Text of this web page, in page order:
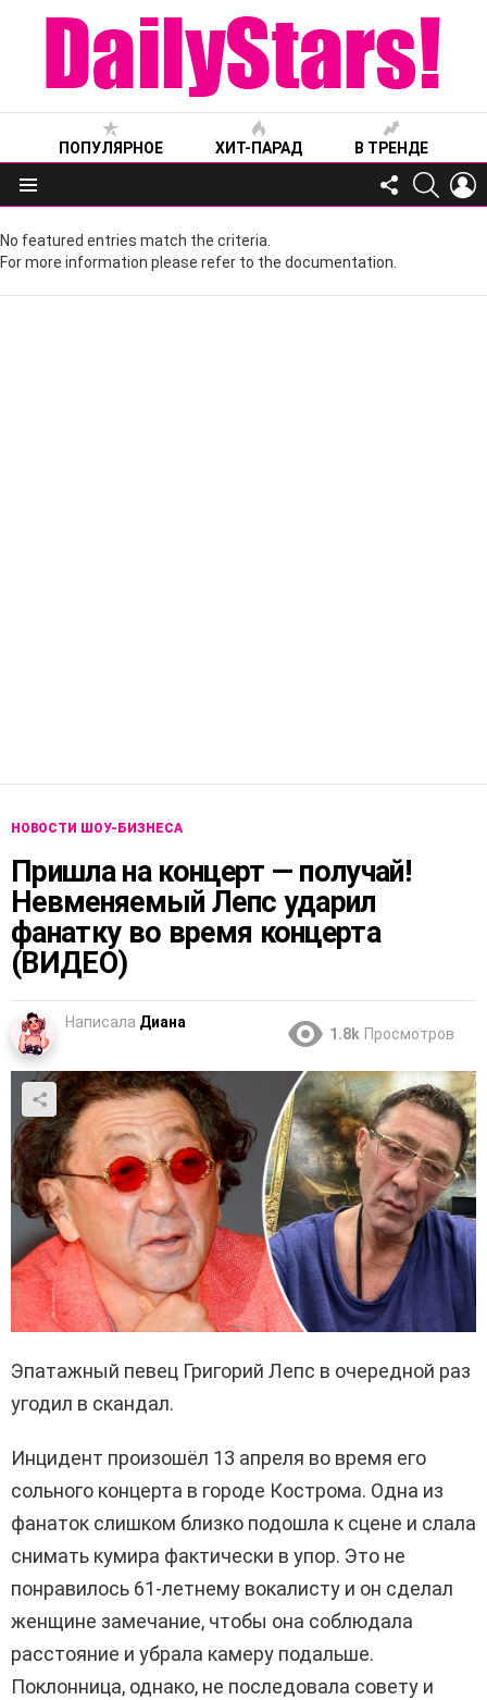
ПОПУЛЯРНОЕ ХИТ-ПАРАД В ТРЕНДЕ
Меню
FOLLOW
US
No featured entries match the criteria.
For more information please refer to the documentation.
НОВОСТИ ШОУ-БИЗНЕСА
Пришла на концерт — получай!
Невменяемый Лепс ударил
фанатку во время концерта
(ВИДЕО)
Написала Диана
1.8k Просмотров
Эпатажный певец Григорий Лепс в очередной раз
угодил в скандал.
Инцидент произошёл 13 апреля во время его
сольного концерта в городе Кострома. Одна из
фанаток слишком близко подошла к сцене и слала
снимать кумира фактически в упор. Это не
понравилось 61-летнему вокалисту и он сделал
женщине замечание, чтобы она соблюдала
расстояние и убрала камеру подальше.
Поклонница, однако, не последовала совету и